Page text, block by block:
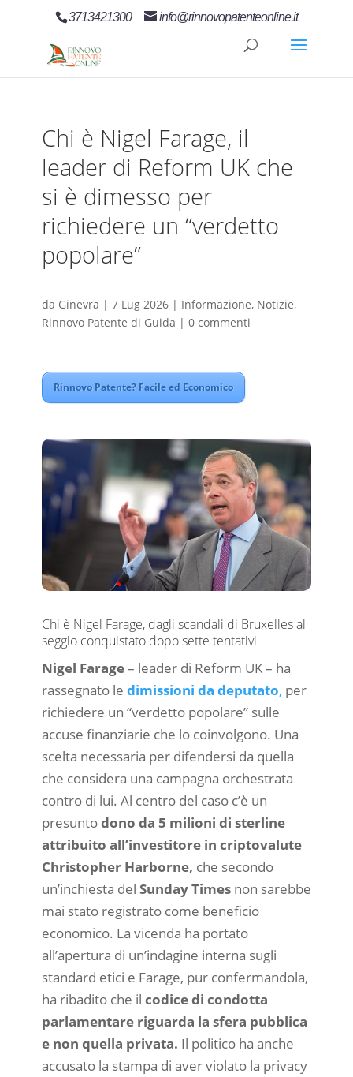
3713421300 info@rinnovopatenteonline.it
Chi è Nigel Farage, il
leader di Reform UK che
si è dimesso per
richiedere un “verdetto
popolare”
da Ginevra | 7 Lug 2026| Informazione, Notizie,
Rinnovo Patente di Guida | 0 commenti
Rinnovo Patente? Facile ed Economico
Chi è Nigel Farage, dagli scandali di Bruxelles al
seggio conquistato dopo sette tentativi
Nigel Farage– leader di Reform UK – ha
rassegnato le dimissioni da deputato, per
richiedere un “verdetto popolare” sulle
accuse finanziarie che lo coinvolgono. Una
scelta necessaria per difendersi da quella
che considera una campagna orchestrata
contro di lui. Al centro del caso c’è un
presuntodono da 5 milioni di sterline
attribuito all’investitore in criptovalute
Christopher Harborne, che secondo
un’inchiesta del Sunday Times non sarebbe
mai stato registrato come beneficio
economico. La vicenda ha portato
all’apertura di un’indagine interna sugli
standard etici e Farage, pur confermandola,
ha ribadito che il codice di condotta
parlamentare riguarda la sfera pubblica
e non quella privata. Il politico ha anche
accusato la stampa di aver violato la privacy